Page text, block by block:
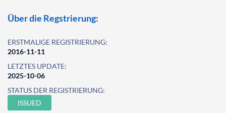
Über die Regstrierung:
ERSTMALIGE REGISTRIERUNG:
2016-11-11
LETZTES UPDATE:
2025-10-06
STATUS DER REGISTRIERUNG:
ISSUED